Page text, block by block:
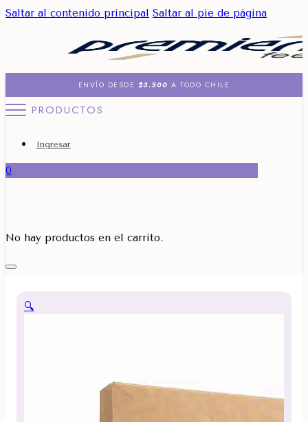
Saltar al contenido principal Saltar al pie de página
ENVÍO DESDE $3.500 A TODO CHILE
PRODUCTOS
Ingresar
0
No hay productos en el carrito.
🔍